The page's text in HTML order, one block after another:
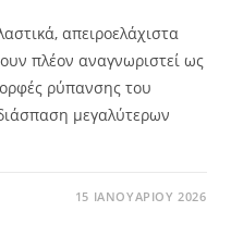
απειροελάχιστα
πλέον αναγνωριστεί ως
ρύπανσης του
μεγαλύτερων
15 ΙΑΝΟΥΑΡΊΟΥ 2026